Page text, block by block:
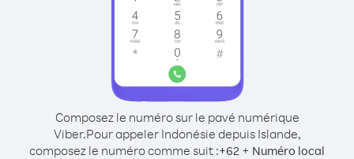
Composez le numéro sur le pavé numérique
Viber.Pour appeler Indonésie depuis Islande,
composez le numéro comme suit :+62 + Numéro local